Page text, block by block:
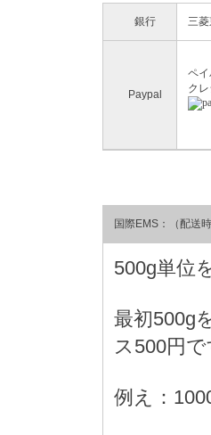
銀行 三
Paypal
ペ
ク
国際EMS：（配送
500g単位
最初500g
ス500円で
例え：